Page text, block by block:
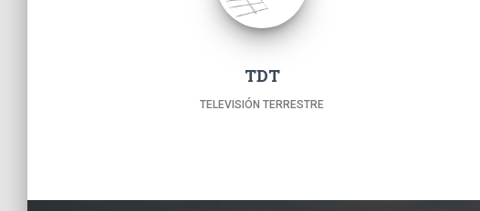
TDT
TELEVISIÓN TERRESTRE